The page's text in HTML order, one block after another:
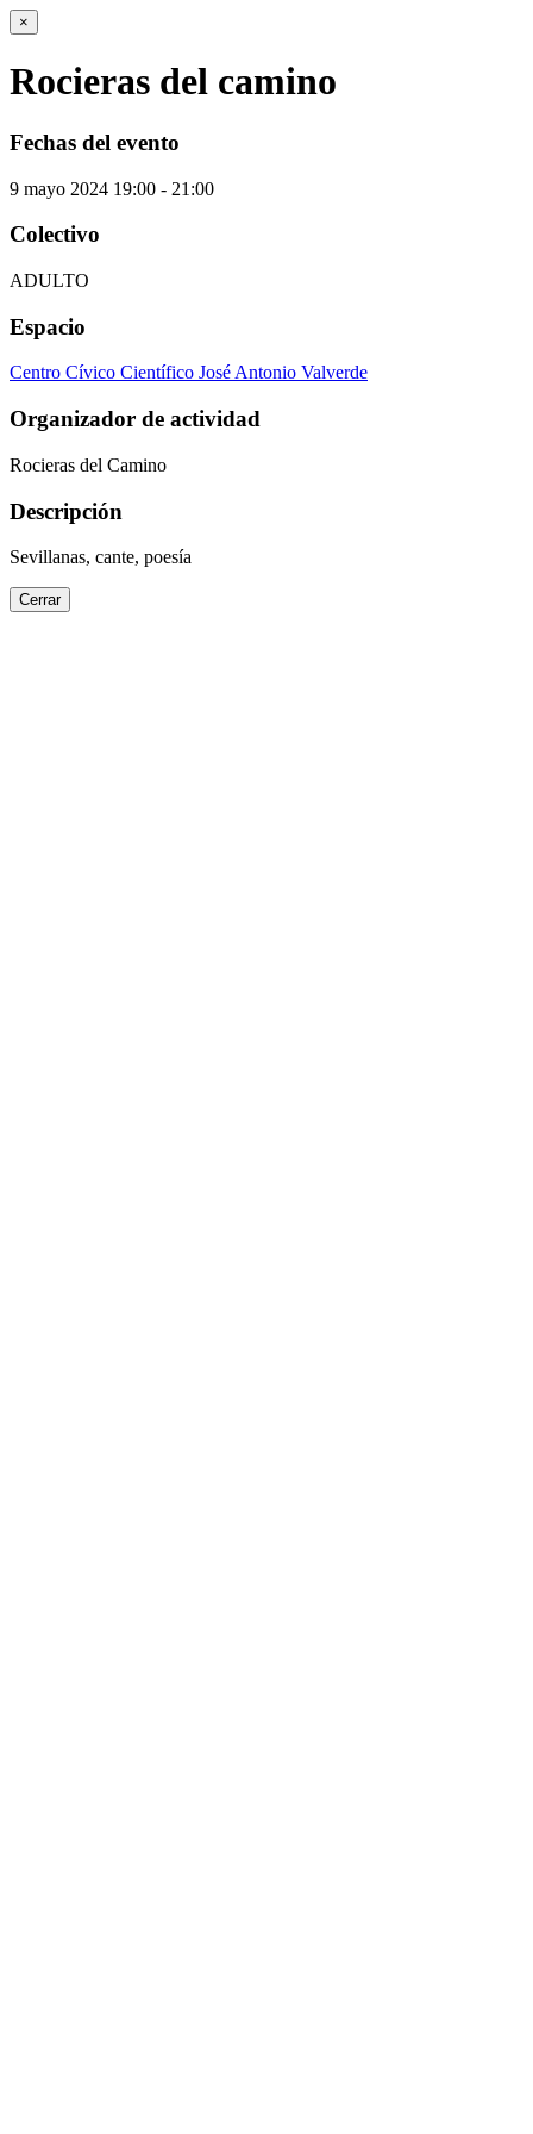
×
Rocieras del camino
Fechas del evento
9 mayo 2024 19:00 - 21:00
Colectivo
ADULTO
Espacio
Centro Cívico Científico José Antonio Valverde
Organizador de actividad
Rocieras del Camino
Descripción
Sevillanas, cante, poesía
Cerrar